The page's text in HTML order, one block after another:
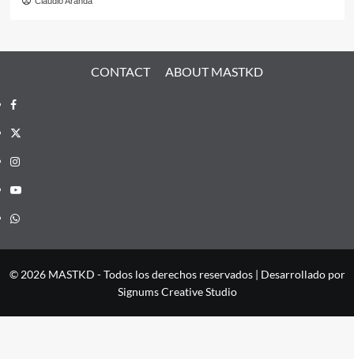
CONTACT ABOUT MASTKD
Facebook
X
Instagram
YouTube
Whatsapp